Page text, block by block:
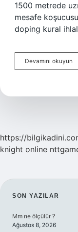
1500 metrede
mesafe
doping kural
Devamını okuyun
https://
knight online
SON YAZILAR
Mm ne ölçülür ?
Ağustos 8, 2026